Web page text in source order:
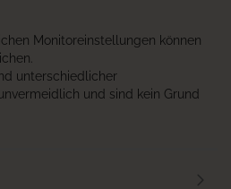
Monitoreinstellungen können
unterschiedlicher
und sind kein Grund